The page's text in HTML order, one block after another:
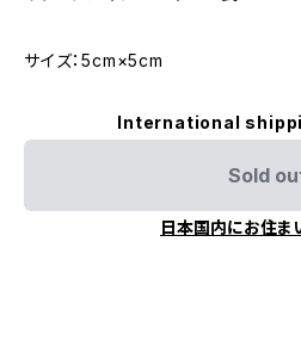
サイズ：5cm×5cm
International
Sold
日本国内にお住ま